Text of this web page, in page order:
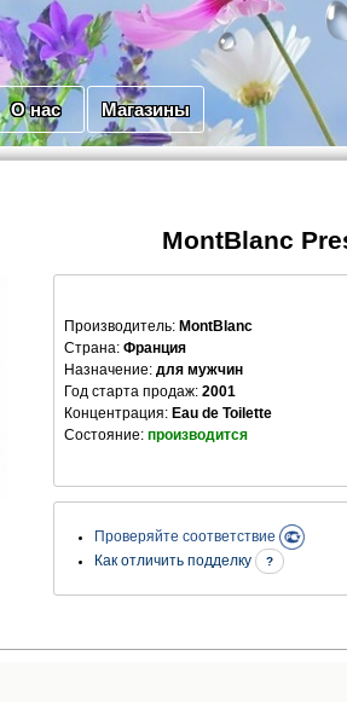
О нас Магазины
MontBlanc
Производитель: MontBlanc
Страна: Франция
Назначение: для мужчин
Год старта продаж: 2001
Концентрация: Eau de Toilette
Состояние: производится
Проверяйте соответствие
Как отличить подделку
?